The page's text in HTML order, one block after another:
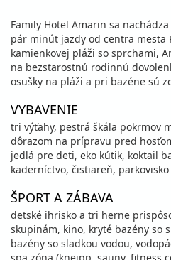
Family Hotel Amarin sa
pár minút jazdy od centra mesta
kamienkovej pláži so sprchami,
na bezstarostnú rodinnú
osušky na pláži a pri bazéne sú
VYBAVENIE
tri výťahy, pestrá škála pokrmov
dôrazom na prípravu pred
jedlá pre deti, eko kútik, koktail
kaderníctvo, čistiareň, parkovisko
ŠPORT A ZÁBAVA
detské ihrisko a tri herne
skupinám, kino, kryté bazény so
bazény so sladkou vodou,